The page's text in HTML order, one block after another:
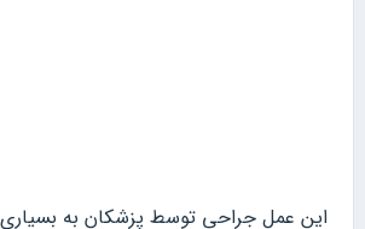
این عمل جراحی توسط پزشکان به بسیاری